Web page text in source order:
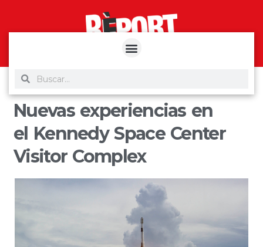
Nuevas experiencias en
el Kennedy Space Center
Visitor Complex